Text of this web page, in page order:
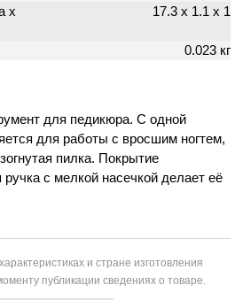
х
17.3 х 1.1 х 1
0.023 кг
для педикюра. С одной
для работы с вросшим ногтем,
пилка. Покрытие
с мелкой насечкой делает её
и стране изготовления
публикации сведениях о товаре.